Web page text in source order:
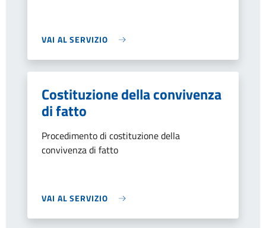
VAI AL SERVIZIO
Costituzione della convivenza
di fatto
Procedimento di costituzione della
convivenza di fatto
VAI AL SERVIZIO